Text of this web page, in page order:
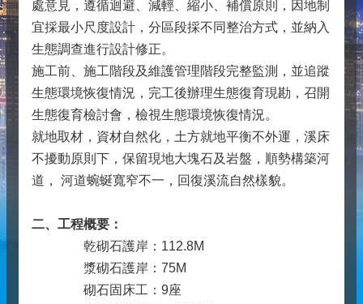
處意見，遵循迴避、減輕、縮小、補償原則，因地制
宜採最小尺度設計，分區段採不同整治方式，並納入
生態調查進行設計修正。
施工前、施工階段及維護管理階段完整監測，並追蹤
生態環境恢復情況，完工後辦理生態復育現勘，召開
生態復育檢討會，檢視生態環境恢復情況。
就地取材，資材自然化，土方就地平衡不外運，溪床
不擾動原則下，保留現地大塊石及岩盤，順勢構築河
道， 河道蜿蜒寬窄不一，回復溪流自然樣貌。
二、工程概要：
乾砌石護岸：112.8M
漿砌石護岸：75M
砌石固床工：9座